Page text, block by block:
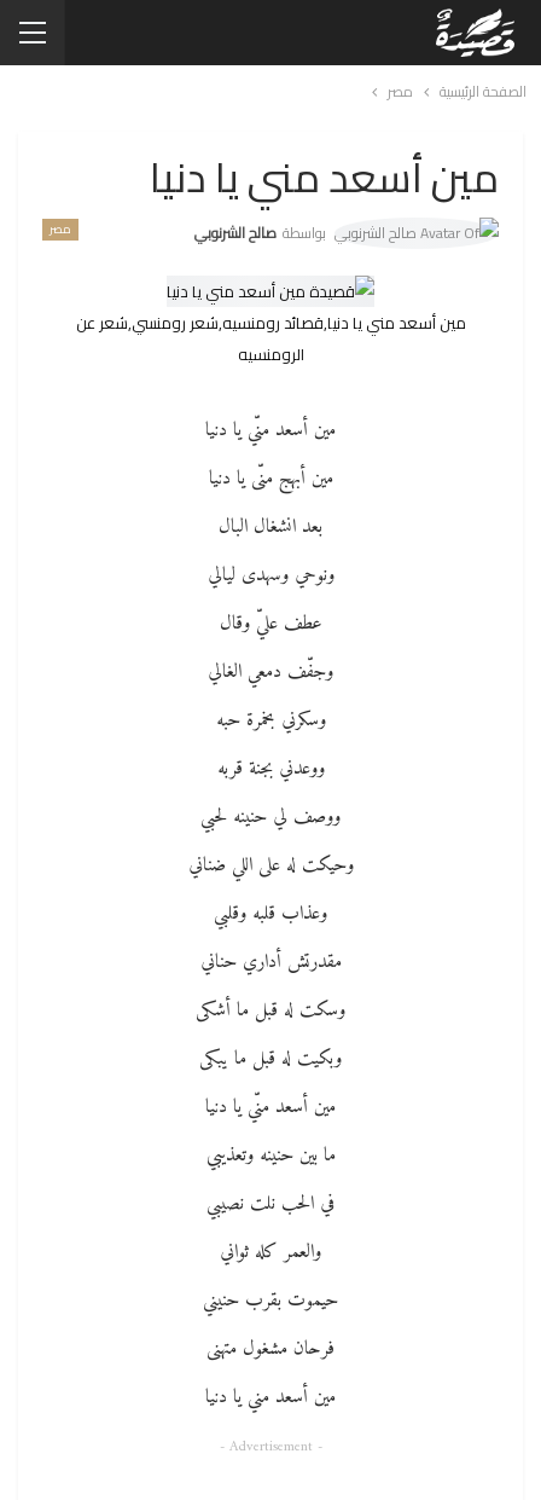
الصفحة الرئيسية مصر
مين أسعد مني يا دنيا
مصر بواسطة صالح الشرنوبي
مين أسعد مني يا دنيا,قصائد رومنسيه,شعر رومنسي,شعر عن
الرومنسيه
مين أسعد منّي يا دنيا
مين أبهج منّى يا دنيا
بعد انشغال البال
ونوحي وسهدى ليالي
عطف عليّ وقال
وجفّف دمعي الغالي
وسكرني بخمرة حبه
ووعدني بجنة قربه
ووصف لي حنينه لحبي
وحيكت له على اللي ضناني
وعذاب قلبه وقلبي
مقدرتش أداري حناني
وسكت له قبل ما أشكى
وبكيت له قبل ما يبكى
مين أسعد منّي يا دنيا
ما بين حنينه وتعذيبي
في الحب نلت نصيبي
والعمر كله ثواني
حيموت بقرب حنيني
فرحان مشغول متهنى
مين أسعد مني يا دنيا
- Advertisement -